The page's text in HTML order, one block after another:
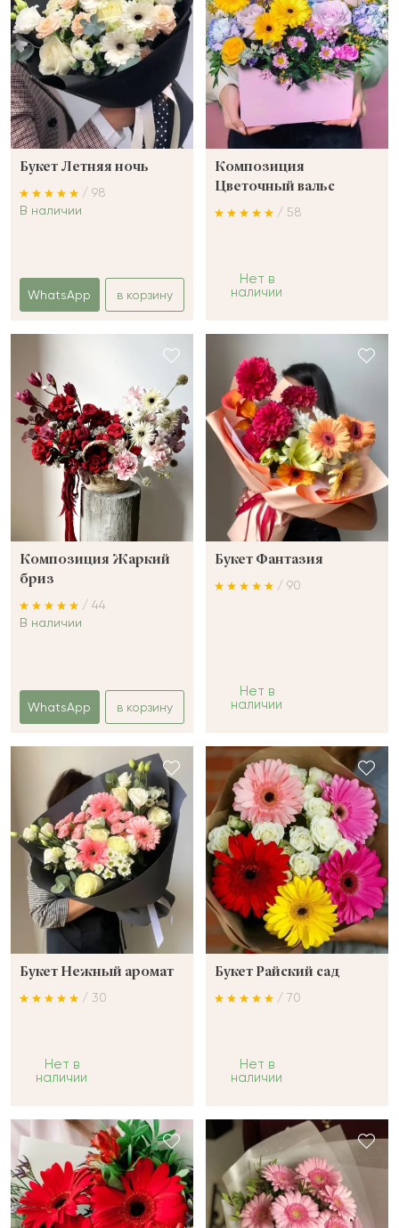
Букет Летняя ночь
/ 98
В наличии
WhatsApp в корзину
Композиция
Цветочный вальс
/ 58
Нет в
наличии
Композиция Жаркий
бриз
/ 44
В наличии
WhatsApp в корзину
Букет Фантазия
/ 90
Нет в
наличии
Букет Нежный аромат
/ 30
Нет в
наличии
Букет Райский сад
/ 70
Нет в
наличии